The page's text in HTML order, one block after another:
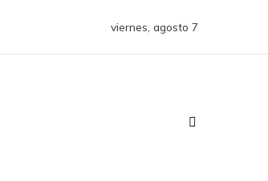
viernes, agosto 7